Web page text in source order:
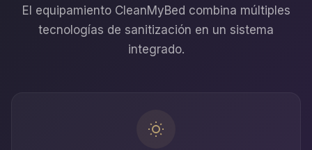
El equipamiento CleanMyBed combina múltiples
tecnologías de sanitización en un sistema
integrado.